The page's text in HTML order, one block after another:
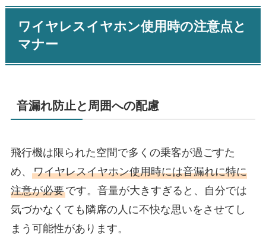
ワイヤレスイヤホン使用時の注意点と
マナー
音漏れ防止と周囲への配慮
飛行機は限られた空間で多くの乗客が過ごすた
め、 ワイヤレスイヤホン使用時には音漏れに特に
注意が必要です。音量が大きすぎると、自分では
気づかなくても隣席の人に不快な思いをさせてし
まう可能性があります。